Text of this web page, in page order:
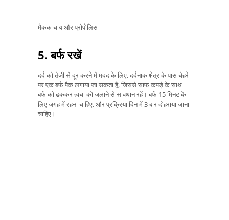
मैकक चाय और प्रोपोलिस
5. बर्फ रखें
दर्द को तेजी से दूर करने में मदद के लिए, दर्दनाक क्षेत्र के पास चेहरे
पर एक बर्फ पैक लगाया जा सकता है, जिससे साफ कपड़े के साथ
बर्फ को ढककर त्वचा को जलाने से सावधान रहें। बर्फ 15 मिनट के
लिए जगह में रहना चाहिए, और प्रक्रिया दिन में 3 बार दोहराया जाना
चाहिए।